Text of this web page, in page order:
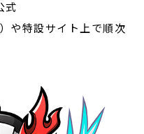
式
特設サイト上で順次